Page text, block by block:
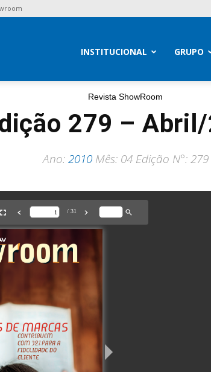
INSTITUCIONAL GRUPO
Revista ShowRoom
279 –
Ano:2010Mês: 04 Edição N°: 279